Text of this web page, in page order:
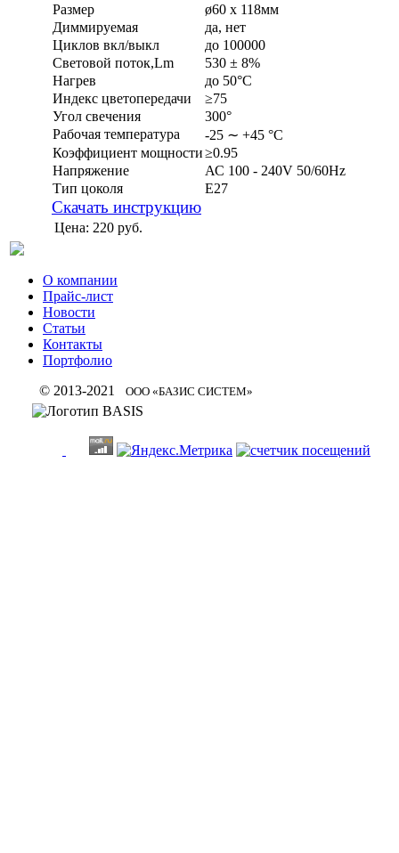
Размер
ø60 х 118мм
Диммируемая
да, нет
Циклов вкл/выкл
до 100000
Световой поток,Lm
530 ± 8%
Нагрев
до 50°С
Индекс цветопередачи
≥75
Угол свечения
300°
Рабочая температура
-25 ∼ +45 °С
Коэффициент мощности≥0.95
Напряжение
АС 100 - 240V 50/60Hz
Тип цоколя
Е27
Скачать инструкцию
Цена: 220 руб.
О компании
Прайс-лист
Новости
Статьи
Контакты
Портфолио
© 2013-2021 ООО «БАЗИС СИСТЕМ»